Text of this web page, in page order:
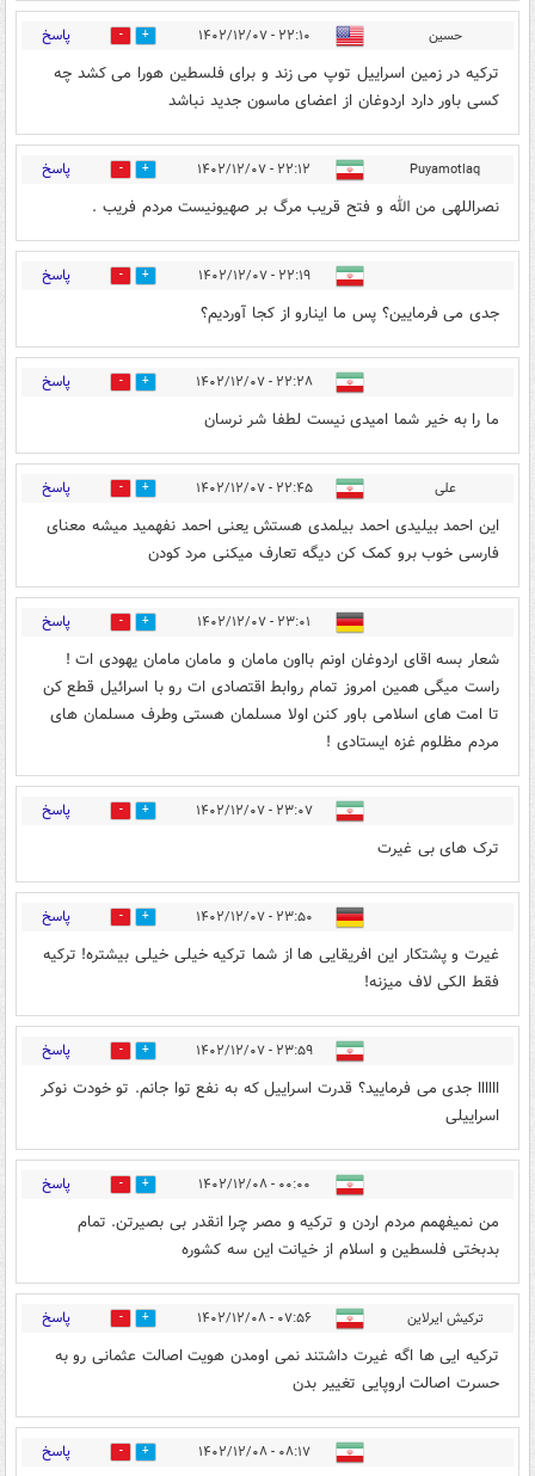
حسین ۲۲:۱۰ - ۱۴۰۲/۱۲/۰۷ 1 پاسخ
ترکیه در زمین اسراییل توپ می زند و برای فلسطین هورا می کشد چه
کسی باور دارد اردوغان از اعضای ماسون جدید نباشد
Puyamotlaq ۲۲:۱۲ - ۱۴۰۲/۱۲/۰۷ 7 پاسخ
نصراللهی من الله و فتح قریب مرگ بر صهیونیست مردم فریب .
۲۲:۱۹ - ۱۴۰۲/۱۲/۰۷ 1 پاسخ
جدی می فرمایین؟ پس ما اینارو از کجا آوردیم؟
۲۲:۲۸ - ۱۴۰۲/۱۲/۰۷ 1 پاسخ
ما را به خیر شما امیدی نیست لطفا شر نرسان
علی ۲۲:۴۵ - ۱۴۰۲/۱۲/۰۷ 1 پاسخ
این احمد بیلیدی احمد بیلمدی هستش یعنی احمد نفهمید میشه معنای
فارسی خوب برو کمک کن دیگه تعارف میکنی مرد کودن
۲۳:۰۱ - ۱۴۰۲/۱۲/۰۷ 1 پاسخ
شعار بسه اقای اردوغان اونم بااون مامان و مامان مامان یهودی ات !
راست میگی همین امروز تمام روابط اقتصادی ات رو با اسرائیل قطع کن
تا امت های اسلامی باور کنن اولا مسلمان هستی وطرف مسلمان های
مردم مظلوم غزه ایستادی !
۲۳:۰۷ - ۱۴۰۲/۱۲/۰۷ 1 پاسخ
ترک های بی غیرت
۲۳:۵۰ - ۱۴۰۲/۱۲/۰۷ 11 پاسخ
غیرت و پشتکار این افریقایی ها از شما ترکیه خیلی خیلی بیشتره! ترکیه
فقط الکی لاف میزنه!
۲۳:۵۹ - ۱۴۰۲/۱۲/۰۷ 5 پاسخ
اااااا جدی می فرمایید؟ قدرت اسراییل که به نفع توا جانم. تو خودت نوکر
اسراییلی
۰۰:۰۰ - ۱۴۰۲/۱۲/۰۸ 6 پاسخ
من نمیفهمم مردم اردن و ترکیه و مصر چرا انقدر بی بصیرتن. تمام
بدبختی فلسطین و اسلام از خیانت این سه کشوره
ترکیش ایرلاین ۰۷:۵۶ - ۱۴۰۲/۱۲/۰۸ 2 پاسخ
ترکیه ایی ها اگه غیرت داشتند نمی اومدن هویت اصالت عثمانی رو به
حسرت اصالت اروپایی تغییر بدن
۰۸:۱۷ - ۱۴۰۲/۱۲/۰۸ 3 پاسخ